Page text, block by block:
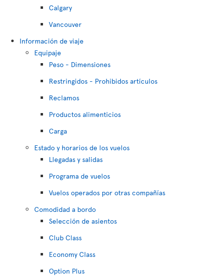
Calgary
Vancouver
Información de viaje
Equipaje
Peso - Dimensiones
Restringidos - Prohibidos artículos
Reclamos
Productos alimenticios
Carga
Estado y horarios de los vuelos
Llegadas y salidas
Programa de vuelos
Vuelos operados por otras compañías
Comodidad a bordo
Selección de asientos
Club Class
Economy Class
Option Plus